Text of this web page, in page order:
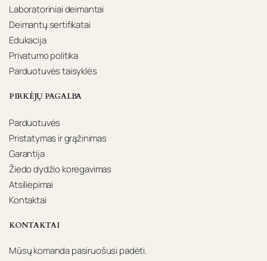
Laboratoriniai deimantai
Deimantų sertifikatai
Edukacija
Privatumo politika
Parduotuvės taisyklės
PIRKĖJŲ PAGALBA
Parduotuvės
Pristatymas ir grąžinimas
Garantija
Žiedo dydžio koregavimas
Atsiliepimai
Kontaktai
KONTAKTAI
Mūsų komanda pasiruošusi padėti.